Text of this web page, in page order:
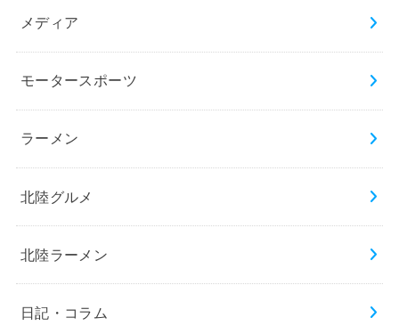
メディア
モータースポーツ
ラーメン
北陸グルメ
北陸ラーメン
日記・コラム